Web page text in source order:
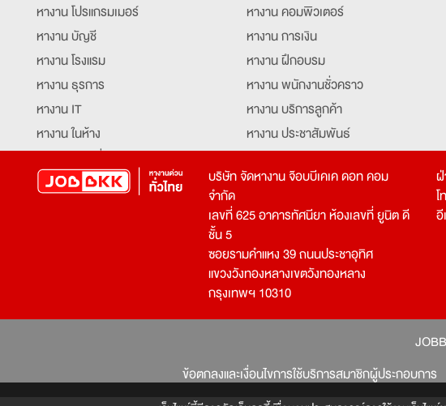
หางาน โปรแกรมเมอร์
หางาน บัญชี
หางาน โรงแรม
หางาน ธุรการ
หางาน IT
หางาน ในห้าง
หางาน จัดซื้อ
หางาน เจ้าหน้าที่รักษาความปลอดภัย
โปรแกรมเมอร์
หางาน คอมพิวเตอร์
หางาน การเงิน
หางาน ฝึกอบรม
หางาน พนักงานชั่วคราว
หางาน บริการลูกค้า
หางาน ประชาสัมพันธ์
หางาน ประสานงาน
หางาน จองตั๋ว
หางาน กุ๊ก
หางาน นักศึกษาฝึกงาน
หางาน Mobile Application
Developer
บริการสรรหาพนักงาน
บริษัทจัดหางาน
บริษัท จัดหางาน จ๊อบบีเคเค ดอท คอม
จำกัด
เลขที่ 625 อาคารทัศนียา ห้องเลขที่ ยูนิต ดี
ชั้น 5
ซอยรามคำแหง 39 ถนนประชาอุทิศ
แขวงวังทองหลางเขตวังทองหลาง
กรุงเทพฯ 10310
ข้อตกลงและเงื่อนไขการใช้บริการสมาชิกผู้ประกอบการ